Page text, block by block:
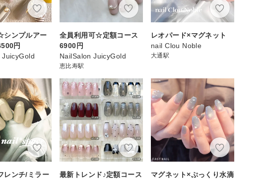
シンプルアー
円
JuicyGold
全員利用可☆定額コース
6900円
NailSalon JuicyGold
恵比寿駅
レオパード×マグネット
nail Clou Noble
大通駅
レンチ/ミラー
最新トレンド♪定額コース
マグネット×ぷっくり水滴